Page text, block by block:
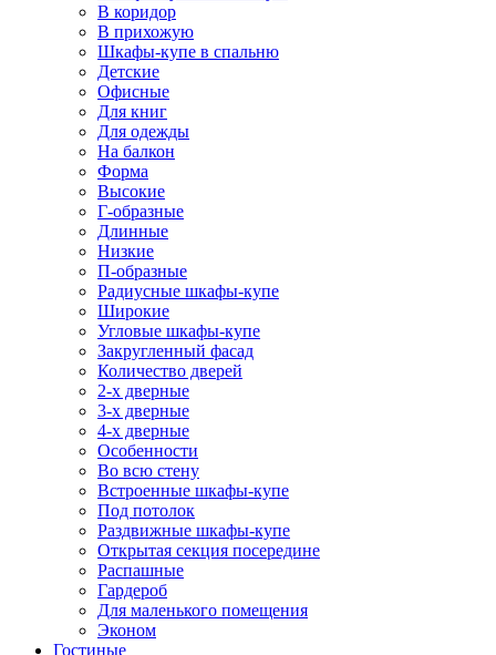
В коридор
В прихожую
Шкафы-купе в спальню
Детские
Офисные
Для книг
Для одежды
На балкон
Форма
Высокие
Г-образные
Длинные
Низкие
П-образные
Радиусные шкафы-купе
Широкие
Угловые шкафы-купе
Закругленный фасад
Количество дверей
2-х дверные
3-х дверные
4-х дверные
Особенности
Во всю стену
Встроенные шкафы-купе
Под потолок
Раздвижные шкафы-купе
Открытая секция посередине
Распашные
Гардероб
Для маленького помещения
Эконом
Гостиные